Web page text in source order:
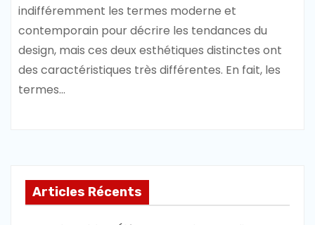
indifféremment les termes moderne et
contemporain pour décrire les tendances du
design, mais ces deux esthétiques distinctes ont
des caractéristiques très différentes. En fait, les
termes…
Articles Récents